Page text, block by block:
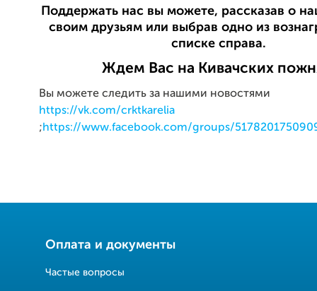
Поддержать нас вы можете, рассказав о
своим друзьям или выбрав одно из
списке справа.
Ждем Вас на Кивачских
Вы можете следить за нашими новостями
https://vk.com/crktkarelia
;https://www.facebook.com/groups/
Оплата и документы
Частые вопросы